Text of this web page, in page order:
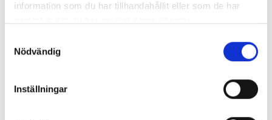
information som du har tillhandahållit eller som de har
Nödvändig
Inställningar
Enorma skillnader mellan
Så mycket tjänar dagspresscheferna